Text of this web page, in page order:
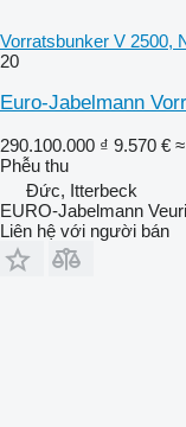
Vorratsbunker V 2500,
20
Euro-Jabelmann
290.100.000 ₫ 9.570 €
Phễu thu
Đức, Itterbeck
EURO-Jabelmann
Liên hệ với người bán